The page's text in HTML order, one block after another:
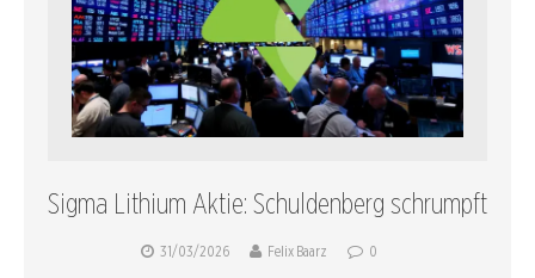
Sigma Lithium Aktie: Schuldenberg schrumpft
31/03/2026 Felix Baarz 0